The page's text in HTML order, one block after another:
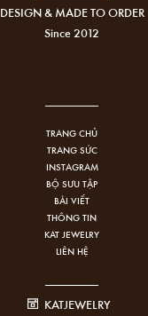
DESIGN & MADE TO ORDER
Since 2012
TRANG CHỦ
TRANG SỨC
INSTAGRAM
BỘ SƯU TẬP
BÀI VIẾT
THÔNG TIN
KAT JEWELRY
LIÊN HỆ
KATJEWELRY